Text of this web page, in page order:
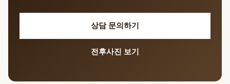
상담 문의하기
전후사진 보기